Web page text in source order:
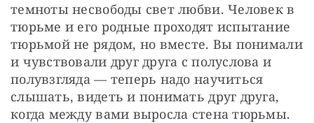
темноты несвободы свет любви. Человек в
тюрьме и его родные проходят испытание
тюрьмой не рядом, но вместе. Вы понимали
и чувствовали друг друга с полуслова и
полувзгляда — теперь надо научиться
слышать, видеть и понимать друг друга,
когда между вами выросла стена тюрьмы.